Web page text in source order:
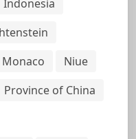
Indonesia
Monaco
Niue
Province of China